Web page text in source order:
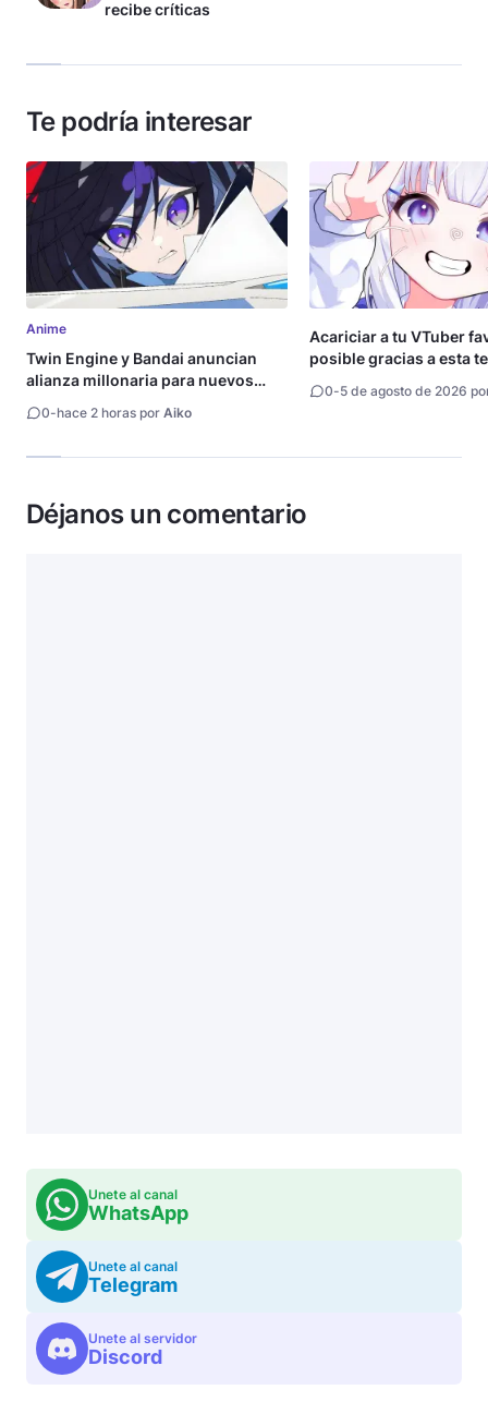
recibe críticas
Te podría interesar
Anime
Twin Engine y Bandai anuncian
alianza millonaria para nuevos
0-hace 2 horas por Aiko
Acariciar a tu VTuber
posible gracias a esta
0-5 de agosto de 2026
Déjanos un comentario
Unete al canal
WhatsApp
Unete al canal
Telegram
Unete al servidor
Discord